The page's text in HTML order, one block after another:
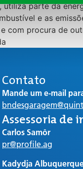
utiliza parte da
e as
com procura de
Contato
Mande um e-mail
Assessoria de
Carlos Samôr
pr@profile.ag
Kadydja